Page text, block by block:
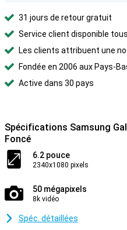
31 jours de retour gratuit
Service client disponible
Les clients attribuent une
Fondée en 2006 aux Pays-
Active dans 30 pays
Spécifications Samsung
Foncé
6.2 pouce
2340x1080 pixels
50 mégapixels
8k vidéo
Spéc. détaillées